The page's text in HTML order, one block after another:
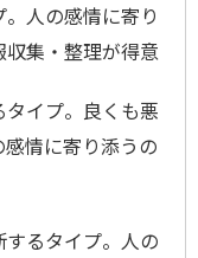
人の感情に寄り
集・整理が得意
イプ。良くも悪
情に寄り添うの
するタイプ。人の